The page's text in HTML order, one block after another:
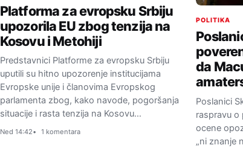
Platforma za evropsku Srbiju
upozorila EU zbog tenzija na
Kosovu i Metohiji
Predstavnici Platforme za evropsku Srbiju
uputili su hitno upozorenje institucijama
Evropske unije i članovima Evropskog
parlamenta zbog, kako navode, pogoršanja
situacije i rasta tenzija na Kosovu…
Ned 14:42 1 komentara
POLITIKA
da
Poslanici
raspravu o
ocene
„ni znanje